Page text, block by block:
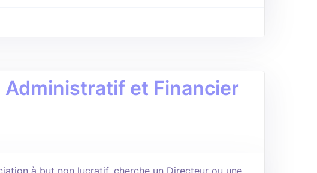
et Financier
à but non lucratif, cherche un Directeur ou une